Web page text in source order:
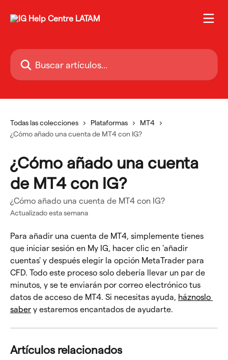
Buscar artículos...
Todas las colecciones Plataformas
MT4
¿Cómo añado una cuenta de MT4 con IG?
¿Cómo añado una cuenta
de MT4 con IG?
¿Cómo añado una cuenta de MT4 con IG?
Actualizado esta semana
Para añadir una cuenta de MT4, simplemente tienes
que iniciar sesión en My IG, hacer clic en 'añadir
cuentas' y después elegir la opción MetaTrader para
CFD. Todo este proceso solo debería llevar un par de
minutos, y se te enviarán por correo electrónico tus
datos de acceso de MT4. Si necesitas ayuda, háznoslo
saber y estaremos encantados de ayudarte.
Artículos relacionados